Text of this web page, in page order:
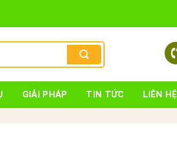
GIẢI PHÁP TIN TỨC LIÊN HỆ